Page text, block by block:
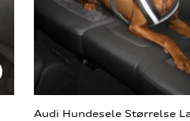
Audi Hundesele Størrelse